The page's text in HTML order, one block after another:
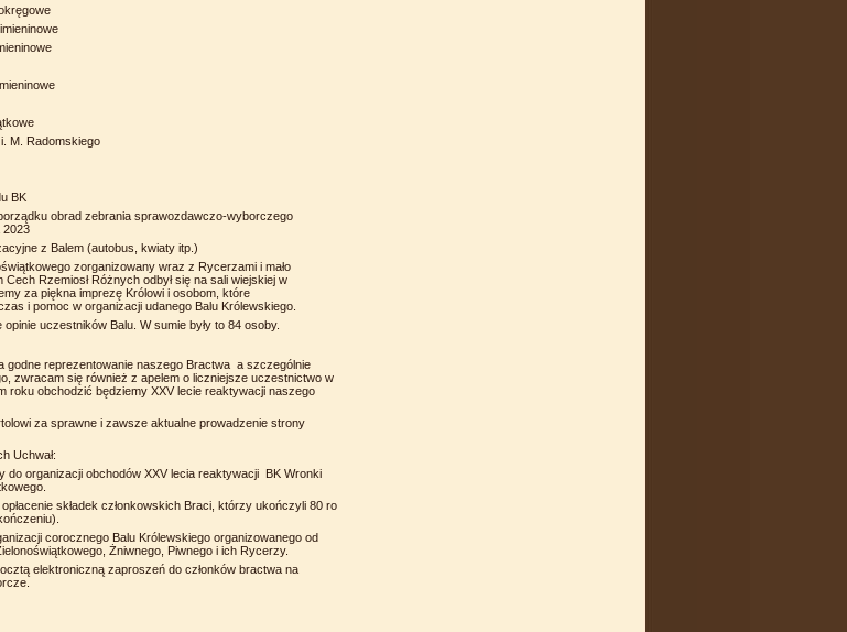
M. Radomskiego
BK
obrad zebrania sprawozdawczo-wyborczego
2023
z Balem (autobus, kwiaty itp.)
zorganizowany wraz z Rycerzami i mało
Cech Rzemiosł Różnych odbył się na sali wiejskiej w
za piękna imprezę Królowi i osobom, które
i pomoc w organizacji udanego Balu Królewskiego.
uczestników Balu. W sumie były to 84 osoby.
godne reprezentowanie naszego Bractwa a szczególnie
zwracam się również z apelem o liczniejsze uczestnictwo w
roku obchodzić będziemy XXV lecie reaktywacji naszego
za sprawne i zawsze aktualne prowadzenie strony
Uchwał:
do organizacji obchodów XXV lecia reaktywacji BK Wronki
składek członkowskich Braci, którzy ukończyli 80 ro
corocznego Balu Królewskiego organizowanego od
Żniwnego, Piwnego i ich Rycerzy.
elektroniczną zaproszeń do członków bractwa na